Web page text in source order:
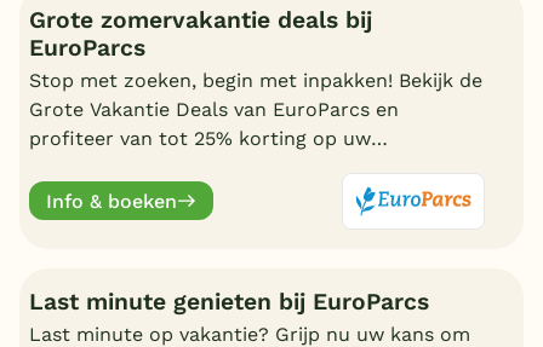
Grote zomervakantie deals bij
EuroParcs
Stop met zoeken, begin met inpakken! Bekijk de
Grote Vakantie Deals van EuroParcs en
profiteer van tot 25% korting op uw
Info & boeken
Last minute genieten bij EuroParcs
Last minute op vakantie? Grijp nu uw kans om